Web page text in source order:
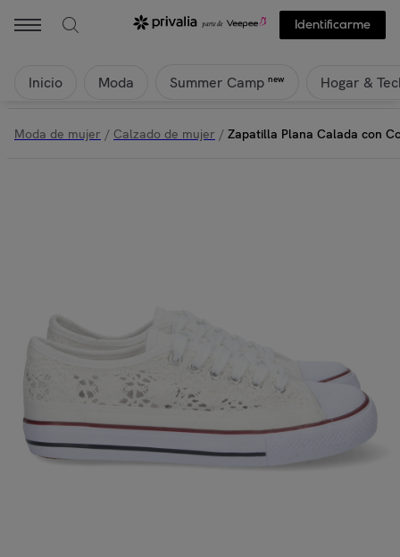
Identificarme
Inicio Moda Summer Camp new Hogar &
Moda de mujer / Calzado de mujer / Zapatilla Plana Calada con